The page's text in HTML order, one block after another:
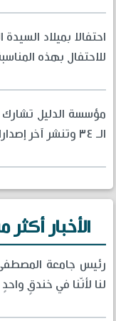
احتفالا بميلاد
للاحتفال بهذه
مؤسسة الدليل
الـ ٣٤ وتنشر آخر إصداراتها الفكرية في العاصمة الإيرانية
الأخبار
رئيس جامعة
لنا لأنّنا في خندقٍ واحدٍ